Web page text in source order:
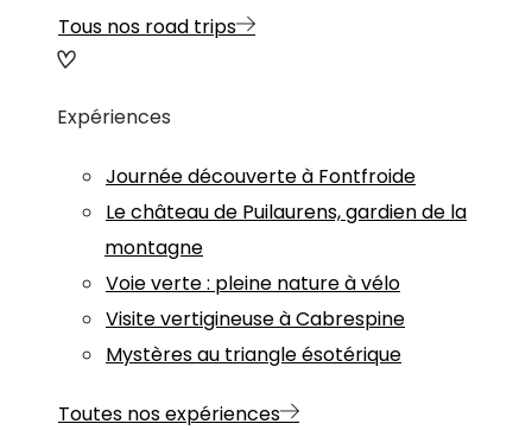
Tous nos road trips
Expériences
Journée découverte à Fontfroide
Le château de Puilaurens, gardien de la
montagne
Voie verte : pleine nature à vélo
Visite vertigineuse à Cabrespine
Mystères au triangle ésotérique
Toutes nos expériences